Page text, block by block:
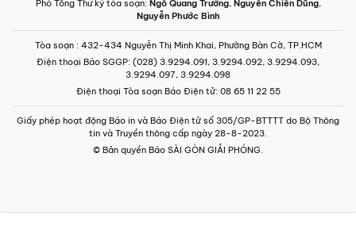
Tòa soạn : 432-434 Nguyễn Thị Minh Khai, Phường Bàn Cờ, TP.HCM
: (028) 3.9294.091, 3.9294.092, 3.9294.093,
Điện thoại Tòa soạn Báo Điện tử: 08 65 11 22 55
Giấy phép hoạt động Báo in và Báo Điện tử số 305/GP-BTTTT do Bộ Thông
tin và Truyền thông cấp ngày 28-8-2023.